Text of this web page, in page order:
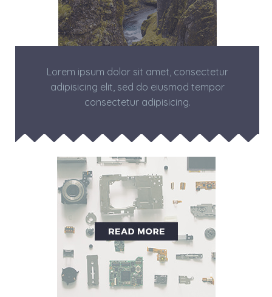
Lorem ipsum dolor sit amet, consectetur
adipisicing elit, sed do eiusmod tempor
consectetur adipisicing.